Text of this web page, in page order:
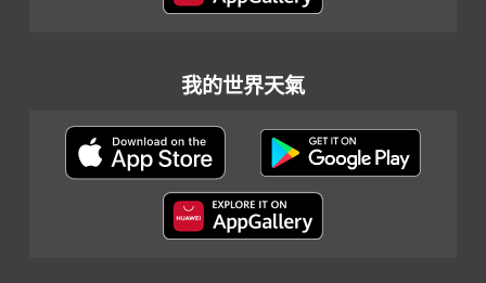
我的世界天氣